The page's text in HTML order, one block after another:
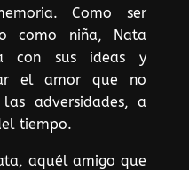
Como ser
como niña, Nata
con sus ideas y
el amor que no
adversidades, a
tiempo.
aquél amigo que